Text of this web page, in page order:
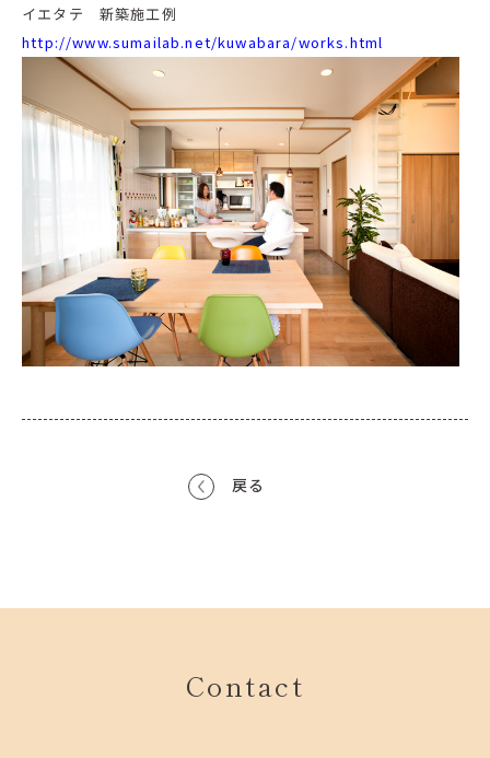
イエタテ 新築施工例
http://www.sumailab.net/kuwabara/works.html
戻る
Contact